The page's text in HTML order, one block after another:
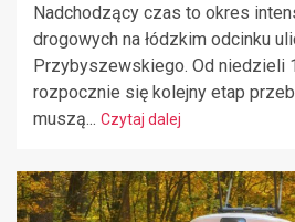
Nadchodzący czas to okres
drogowych na łódzkim odcinku
Przybyszewskiego. Od niedzieli
rozpocznie się kolejny etap
muszą... Czytaj dalej